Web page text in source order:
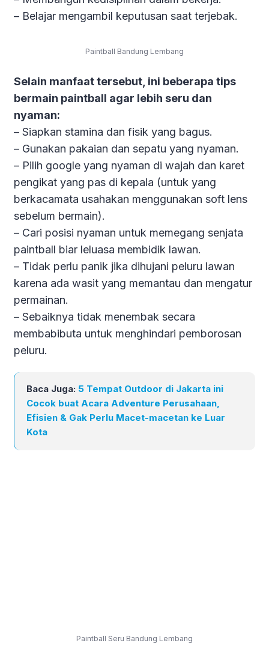
– Belajar mengambil keputusan saat terjebak.
Paintball Bandung Lembang
Selain manfaat tersebut, ini beberapa tips
bermain paintball agar lebih seru dan
nyaman:
– Siapkan stamina dan fisik yang bagus.
– Gunakan pakaian dan sepatu yang nyaman.
– Pilih google yang nyaman di wajah dan karet
pengikat yang pas di kepala (untuk yang
berkacamata usahakan menggunakan soft lens
sebelum bermain).
– Cari posisi nyaman untuk memegang senjata
paintball biar leluasa membidik lawan.
– Tidak perlu panik jika dihujani peluru lawan
karena ada wasit yang memantau dan mengatur
permainan.
– Sebaiknya tidak menembak secara
membabibuta untuk menghindari pemborosan
peluru.
Baca Juga: 5 Tempat Outdoor di Jakarta ini
Cocok buat Acara Adventure Perusahaan,
Efisien & Gak Perlu Macet-macetan ke Luar
Kota
Paintball Seru Bandung Lembang
Ya, Saya Mau !